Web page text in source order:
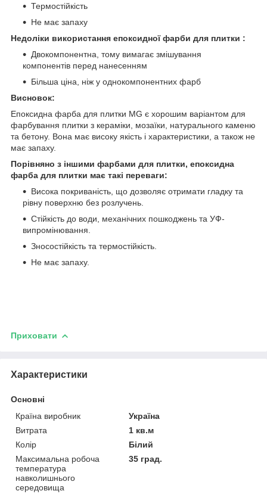
Термостійкість
Не має запаху
Недоліки використання епоксидної фарби для плитки :
Двокомпонентна, тому вимагає змішування
компонентів перед нанесенням
Більша ціна, ніж у однокомпонентних фарб
Висновок:
Епоксидна фарба для плитки MG є хорошим варіантом для
фарбування плитки з кераміки, мозаїки, натурального каменю
та бетону. Вона має високу якість і характеристики, а також не
має запаху.
Порівняно з іншими фарбами для плитки, епоксидна
фарба для плитки має такі переваги:
Висока покриваність, що дозволяє отримати гладку та
рівну поверхню без розлучень.
Стійкість до води, механічних пошкоджень та УФ-
випромінювання.
Зносостійкість та термостійкість.
Не має запаху.
Приховати
Характеристики
Основні
Країна виробник
Україна
Витрата
1 кв.м
Колір
Білий
Максимальна робоча
температура
навколишнього
середовища
35 град.